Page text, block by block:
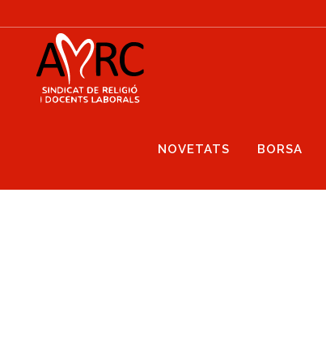
NOVETATS BORSA